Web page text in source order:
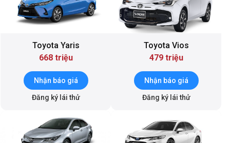
Toyota Yaris
668 triệu
Nhận báo giá
Đăng ký lái thử
Toyota Vios
479 triệu
Nhận báo giá
Đăng ký lái thử